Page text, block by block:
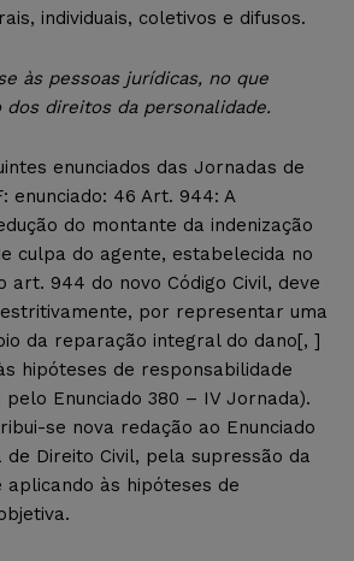
individuais, coletivos e difusos.
às pessoas jurídicas, no que
dos direitos da personalidade.
enunciados das Jornadas de
enunciado: 46 Art. 944: A
do montante da indenização
culpa do agente, estabelecida no
art. 944 do novo Código Civil, deve
por representar uma
da reparação integral do dano[, ]
hipóteses de responsabilidade
Enunciado 380 – IV Jornada).
se nova redação ao Enunciado
Direito Civil, pela supressão da
às hipóteses de